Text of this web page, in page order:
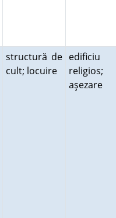
structură de
cult; locuire
edificiu
religios;
aşezare